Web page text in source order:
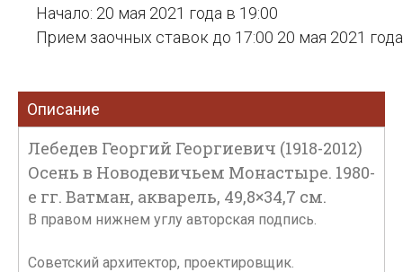
Начало: 20 мая 2021 года в 19:00
Прием заочных ставок до 17:00 20 мая 2021 года
Описание
Лебедев Георгий Георгиевич (1918-2012)
Осень в Новодевичьем Монастыре. 1980-
е гг. Ватман, акварель, 49,8×34,7 см.
В правом нижнем углу авторская подпись.
Советский архитектор, проектировщик.